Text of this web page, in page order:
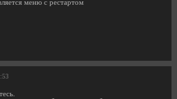
меню с рестартом